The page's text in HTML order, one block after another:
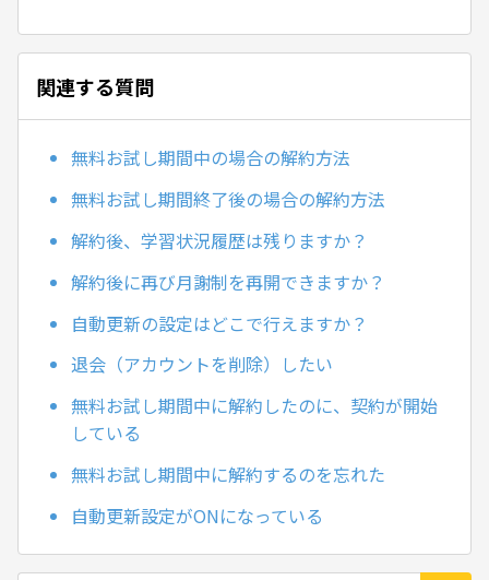
関連する質問
無料お試し期間中の場合の解約方法
無料お試し期間終了後の場合の解約方法
解約後、学習状況履歴は残りますか？
解約後に再び月謝制を再開できますか？
自動更新の設定はどこで行えますか？
退会（アカウントを削除）したい
無料お試し期間中に解約したのに、契約が開始
している
無料お試し期間中に解約するのを忘れた
自動更新設定がONになっている